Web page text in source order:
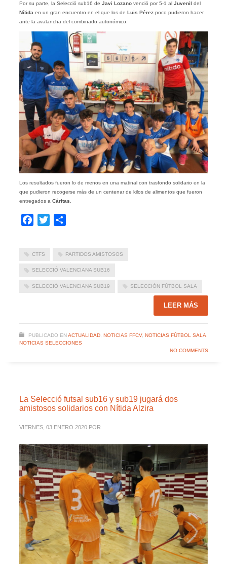
Por su parte, la Selecció sub16 de Javi Lozano venció por 5-1 al Juvenil del
Nítida en un gran encuentro en el que los de Luis Pérez poco pudieron hacer
ante la avalancha del combinado autonómico.
Los resultados fueron lo de menos en una matinal con trasfondo solidario en la
que pudieron recogerse más de un centenar de kilos de alimentos que fueron
entregados a Cáritas
Facebook
Twitter
CTFS PARTIDOS AMISTOSOS
SELECCIÓ VALENCIANA SUB16
SELECCIÓ VALENCIANA SUB19 SELECCIÓN FÚTBOL SALA
LEER MÁS
PUBLICADO EN ACTUALIDAD, NOTICIAS FFCV, NOTICIAS FÚTBOL SALA
NOTICIAS SELECCIONES
NO COMMENTS
La Selecció futsal sub16 y sub19 jugará dos
amistosos solidarios con Nítida Alzira
VIERNES, 03 ENERO 2020 POR